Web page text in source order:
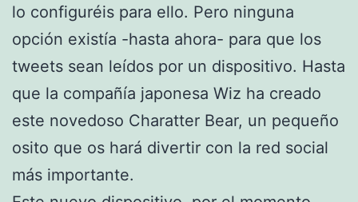
lo configuréis para ello. Pero ninguna
opción existía -hasta ahora- para que los
tweets sean leídos por un dispositivo. Hasta
que la compañía japonesa Wiz ha creado
este novedoso Charatter Bear, un pequeño
osito que os hará divertir con la red social
más importante.